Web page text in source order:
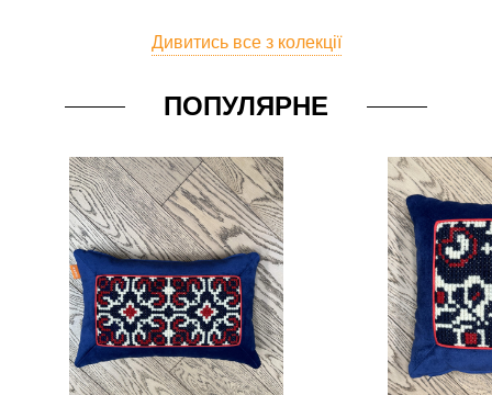
Дивитись все з колекції
ПОПУЛЯРНЕ